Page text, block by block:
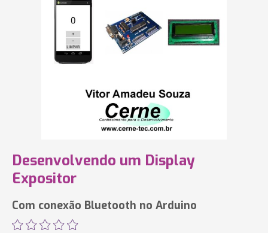
Desenvolvendo um Display
Expositor
Com conexão Bluetooth no Arduino